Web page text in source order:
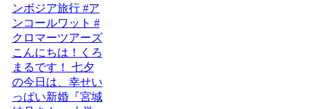
こんにちは！くろ
まるです！ 七夕
の今日は、幸せい
っぱい新婚『宮城